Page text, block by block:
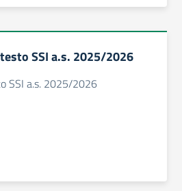
SSI a.s. 2025/2026
SSI a.s. 2025/2026